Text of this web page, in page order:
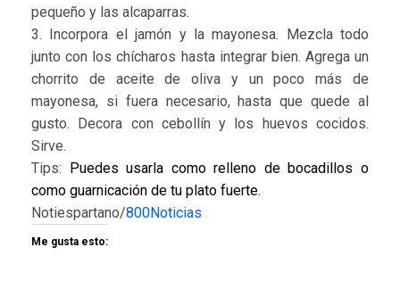
pequeño y las alcaparras.
3. Incorpora el jamón y la mayonesa. Mezcla todo
junto con los chícharos hasta integrar bien. Agrega un
chorrito de aceite de oliva y un poco más de
mayonesa, si fuera necesario, hasta que quede al
gusto. Decora con cebollín y los huevos cocidos.
Sirve.
Tips:
Puedes usarla como relleno de bocadillos o
como guarnicación de tu plato fuerte.
Notiespartano/800Noticias
Me gusta esto: